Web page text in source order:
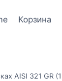
Корзина
AISI 321 GR